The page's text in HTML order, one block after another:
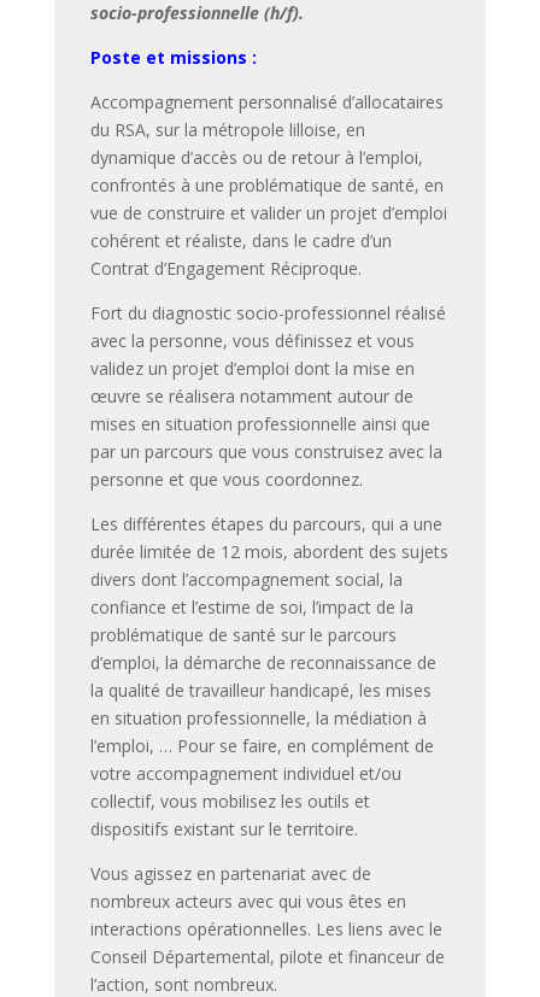
socio-professionnelle (h/f).
Poste et missions :
Accompagnement personnalisé d’allocataires
du RSA, sur la métropole lilloise, en
dynamique d’accès ou de retour à l’emploi,
confrontés à une problématique de santé, en
vue de construire et valider un projet d’emploi
cohérent et réaliste, dans le cadre d’un
Contrat d’Engagement Réciproque.
Fort du diagnostic socio-professionnel réalisé
avec la personne, vous définissez et vous
validez un projet d’emploi dont la mise en
œuvre se réalisera notamment autour de
mises en situation professionnelle ainsi que
par un parcours que vous construisez avec la
personne et que vous coordonnez.
Les différentes étapes du parcours, qui a une
durée limitée de 12 mois, abordent des sujets
divers dont l’accompagnement social, la
confiance et l’estime de soi, l’impact de la
problématique de santé sur le parcours
d’emploi, la démarche de reconnaissance de
la qualité de travailleur handicapé, les mises
en situation professionnelle, la médiation à
l’emploi, … Pour se faire, en complément de
votre accompagnement individuel et/ou
collectif, vous mobilisez les outils et
dispositifs existant sur le territoire.
Vous agissez en partenariat avec de
nombreux acteurs avec qui vous êtes en
interactions opérationnelles. Les liens avec le
Conseil Départemental, pilote et financeur de
l’action, sont nombreux.